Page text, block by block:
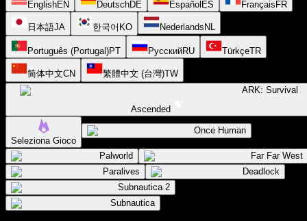
EnglishEN DeutschDE Español ES Français FR
日本語JA 한국어 KO Nederlands NL
Português (Portugal)PT РусскийRU TürkçeTR
简体中文CN 繁體中文 (台灣)TW
ARK: Survival
Ascended
Seleziona Gioco
Once Human
Palworld
Far Far West
Paralives
Deadlock
Subnautica 2
Subnautica